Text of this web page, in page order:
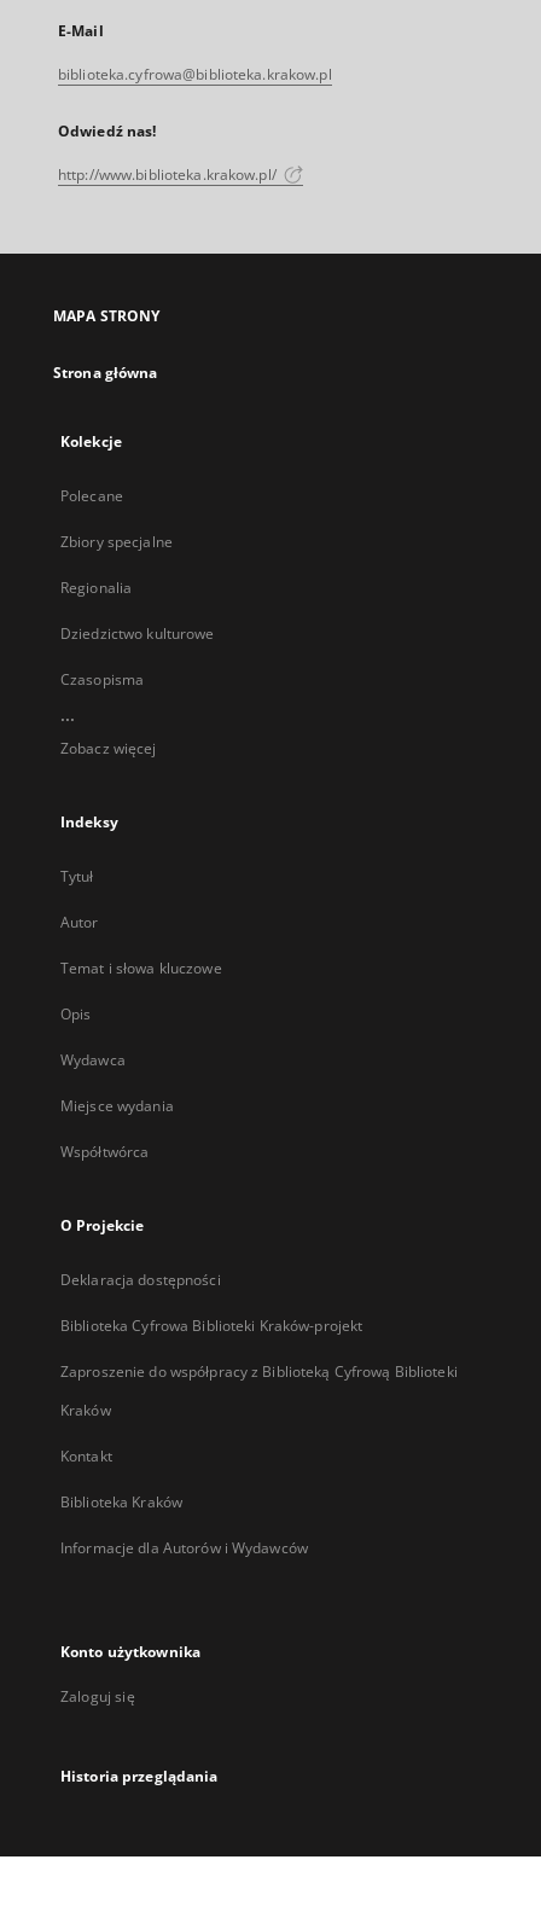
E-Mail
biblioteka.cyfrowa@biblioteka.krakow.pl
Odwiedź nas!
http://www.biblioteka.krakow.pl/
MAPA STRONY
Strona główna
Kolekcje
Polecane
Zbiory specjalne
Regionalia
Dziedzictwo kulturowe
Czasopisma
...
Zobacz więcej
Indeksy
Tytuł
Autor
Temat i słowa kluczowe
Opis
Wydawca
Miejsce wydania
Współtwórca
O Projekcie
Deklaracja dostępności
Biblioteka Cyfrowa Biblioteki Kraków-projekt
Zaproszenie do współpracy z Biblioteką Cyfrową Biblioteki
Kraków
Kontakt
Biblioteka Kraków
Informacje dla Autorów i Wydawców
Konto użytkownika
Zaloguj się
Historia przeglądania